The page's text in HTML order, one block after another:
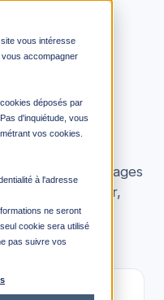
vous intéresse
accompagner
déposés par
d'inquiétude, vous
vos cookies.
à l'adresse
ne seront
cookie sera utilisé
pas suivre vos
des pages
par métier,